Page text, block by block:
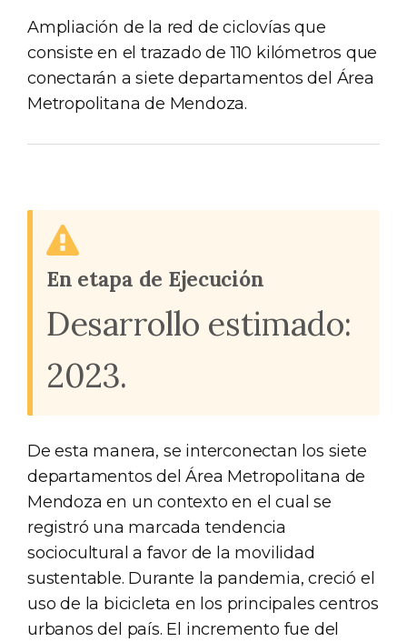
Ampliación de la red de ciclovías que
consiste en el trazado de 110 kilómetros que
conectarán a siete departamentos del Área
Metropolitana de Mendoza.
En etapa de Ejecución
Desarrollo estimado:
2023.
De esta manera, se interconectan los siete
departamentos del Área Metropolitana de
Mendoza en un contexto en el cual se
registró una marcada tendencia
sociocultural a favor de la movilidad
sustentable. Durante la pandemia, creció el
uso de la bicicleta en los principales centros
urbanos del país. El incremento fue del